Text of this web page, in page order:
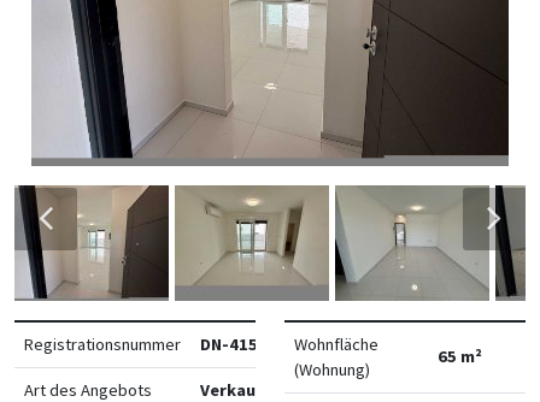
Registrationsnummer DN-41546
Art des Angebots Verkauf
Wohnfläche
(Wohnung)
65 m²